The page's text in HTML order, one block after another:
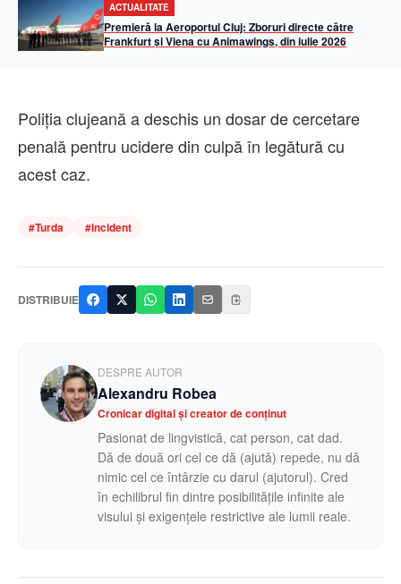
ACTUALITATE
Premieră la Aeroportul Cluj: Zboruri directe către
Frankfurt și Viena cu Animawings, din iulie 2026
Poliția clujeană a deschis un dosar de cercetare
penală pentru ucidere din culpă în legătură cu
acest caz.
#Turda #Incident
DISTRIBUIE
DESPRE AUTOR
Alexandru Robea
Cronicar digital și creator de conținut
Pasionat de lingvistică, cat person, cat dad.
Dă de două ori cel ce dă (ajută) repede, nu dă
nimic cel ce întârzie cu darul (ajutorul). Cred
în echilibrul fin dintre posibilitățile infinite ale
visului și exigențele restrictive ale lumii reale.